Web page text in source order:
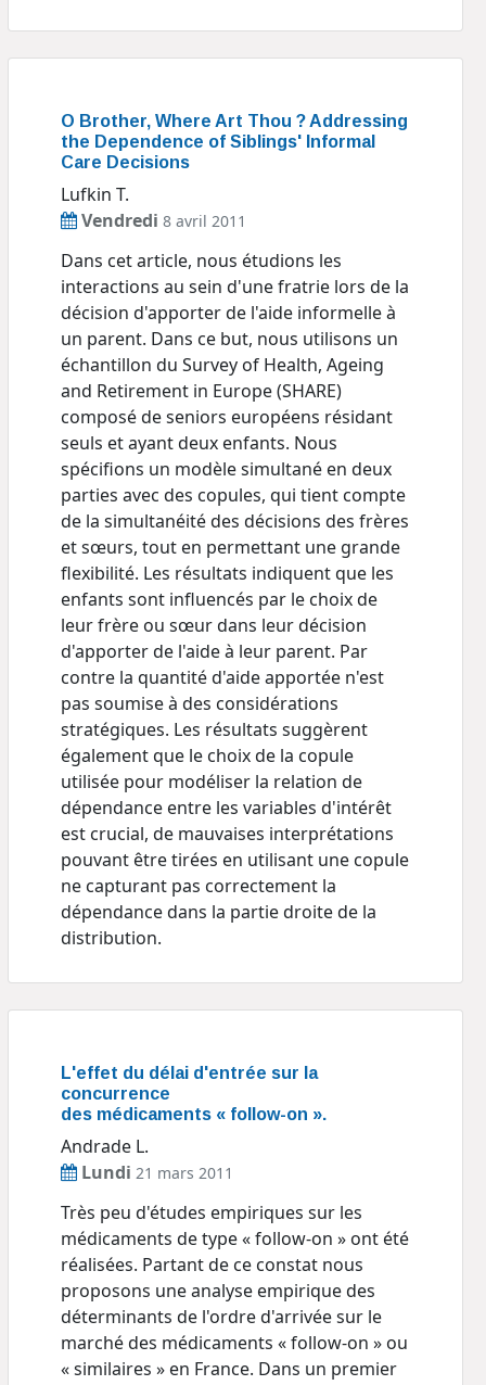
O Brother, Where Art Thou ? Addressing
the Dependence of Siblings' Informal
Care Decisions
Lufkin T.
Vendredi 8 avril 2011
Dans cet article, nous étudions les
interactions au sein d'une fratrie lors de la
décision d'apporter de l'aide informelle à
un parent. Dans ce but, nous utilisons un
échantillon du Survey of Health, Ageing
and Retirement in Europe (SHARE)
composé de seniors européens résidant
seuls et ayant deux enfants. Nous
spécifions un modèle simultané en deux
parties avec des copules, qui tient compte
de la simultanéité des décisions des frères
et sœurs, tout en permettant une grande
flexibilité. Les résultats indiquent que les
enfants sont influencés par le choix de
leur frère ou sœur dans leur décision
d'apporter de l'aide à leur parent. Par
contre la quantité d'aide apportée n'est
pas soumise à des considérations
stratégiques. Les résultats suggèrent
également que le choix de la copule
utilisée pour modéliser la relation de
dépendance entre les variables d'intérêt
est crucial, de mauvaises interprétations
pouvant être tirées en utilisant une copule
ne capturant pas correctement la
dépendance dans la partie droite de la
distribution.
L'effet du délai d'entrée sur la
concurrence
des médicaments « follow-on ».
Andrade L.
Lundi 21 mars 2011
Très peu d'études empiriques sur les
médicaments de type « follow-on » ont été
réalisées. Partant de ce constat nous
proposons une analyse empirique des
déterminants de l'ordre d'arrivée sur le
marché des médicaments « follow-on » ou
« similaires » en France. Dans un premier